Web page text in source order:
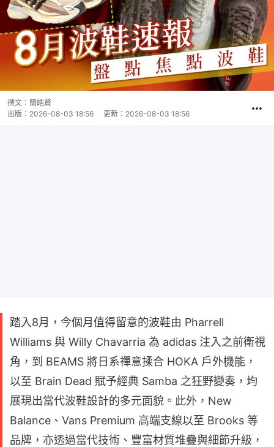
撰文： 簡皓賢
出版： 2026-08-03 18:56 更新： 2026-08-03 18:56
踏入8月，今個月值得留意的波鞋由 Pharrell
Williams 與 Willy Chavarria 為 adidas 注入之前衛視
角，到 BEAMS 將日系禪意揉合 HOKA 戶外機能，
以至 Brain Dead 賦予經典 Samba 之狂野變奏，均
展現出當代波鞋設計的多元面貌。此外，New
Balance、Vans Premium 高端支線以至 Brooks 等
品牌，亦透過當代技術、豐富材質堆疊與細節升級，